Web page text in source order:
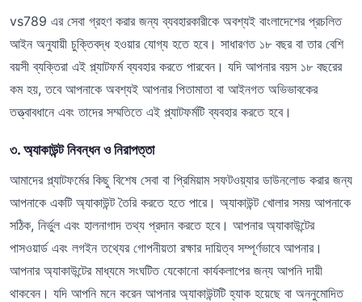
vs789 এর সেবা গ্রহণ করার জন্য ব্যবহারকারীকে অবশ্যই বাংলাদেশের প্রচলিত
আইন অনুযায়ী চুক্তিবদ্ধ হওয়ার যোগ্য হতে হবে। সাধারণত ১৮ বছর বা তার বেশি
বয়সী ব্যক্তিরা এই প্ল্যাটফর্ম ব্যবহার করতে পারবেন। যদি আপনার বয়স ১৮ বছরের
কম হয়, তবে আপনাকে অবশ্যই আপনার পিতামাতা বা আইনগত অভিভাবকের
তত্ত্বাবধানে এবং তাদের সম্মতিতে এই প্ল্যাটফর্মটি ব্যবহার করতে হবে।
৩. অ্যাকাউন্ট নিবন্ধন ও নিরাপত্তা
আমাদের প্ল্যাটফর্মের কিছু বিশেষ সেবা বা প্রিমিয়াম সফটওয়্যার ডাউনলোড করার জন্য
আপনাকে একটি অ্যাকাউন্ট তৈরি করতে হতে পারে। অ্যাকাউন্ট খোলার সময় আপনাকে
সঠিক, নির্ভুল এবং হালনাগাদ তথ্য প্রদান করতে হবে। আপনার অ্যাকাউন্টের
পাসওয়ার্ড এবং লগইন তথ্যের গোপনীয়তা রক্ষার দায়িত্ব সম্পূর্ণভাবে আপনার।
আপনার অ্যাকাউন্টের মাধ্যমে সংঘটিত যেকোনো কার্যকলাপের জন্য আপনি দায়ী
থাকবেন। যদি আপনি মনে করেন আপনার অ্যাকাউন্টটি হ্যাক হয়েছে বা অননুমোদিত